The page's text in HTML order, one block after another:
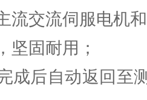
流交流伺服电机
坚固耐用；
成后自动返回至